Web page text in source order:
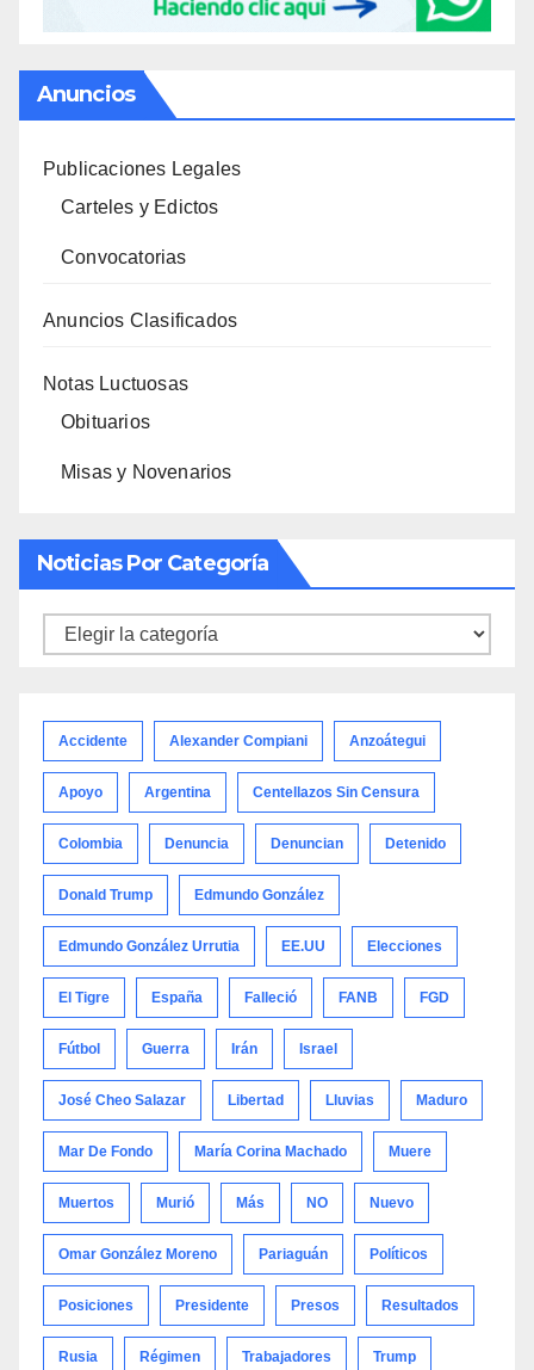
Anuncios
Publicaciones Legales
Carteles y Edictos
Convocatorias
Anuncios Clasificados
Notas Luctuosas
Obituarios
Misas y Novenarios
Noticias Por Categoría
Noticias
Accidente Alexander Compiani Anzoátegui
Apoyo Argentina Centellazos Sin Censura
Colombia Denuncia Denuncian Detenido
Donald Trump Edmundo González
Edmundo González Urrutia EE.UU Elecciones
El Tigre España Falleció FANB FGD
Fútbol Guerra Irán Israel
José Cheo Salazar Libertad Lluvias Maduro
Mar De Fondo María Corina Machado Muere
Muertos Murió Más NO Nuevo
Omar González Moreno Pariaguán Políticos
Posiciones Presidente Presos Resultados
Rusia Régimen Trabajadores Trump